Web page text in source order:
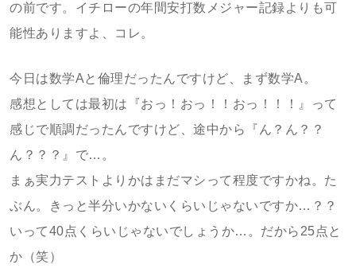
の前です。イチローの年間安打数メジャー記録よりも可
能性ありますよ、コレ。
今日は数学Aと倫理だったんですけど、まず数学A。
感想としては最初は『おっ！おっ！！おっ！！！』って
感じで順調だったんですけど、途中から『ん？ん？？
ん？？？』で…。
まぁ実力テストよりかはまだマシって程度ですかね。た
ぶん。きっと半分いかないくらいじゃないですか…？？
いって40点くらいじゃないでしょうか…。だから25点と
か（笑）